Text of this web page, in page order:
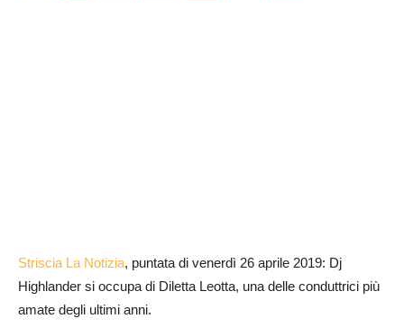
Striscia La Notizia, puntata di venerdì 26 aprile 2019: Dj
Highlander si occupa di Diletta Leotta, una delle conduttrici più
amate degli ultimi anni.